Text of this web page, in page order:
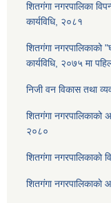
शितगंगा नगरपालिका
कार्यविधि, २०८१
शितगंगा नगरपालिकाको
कार्यविधि, २०७५ मा
निजी वन विकास तथा
शितगंगा नगरपालिकाको
२०८०
शितगंगा नगरपालिकाकाे
शितगंगा नगरपालिकाकाे